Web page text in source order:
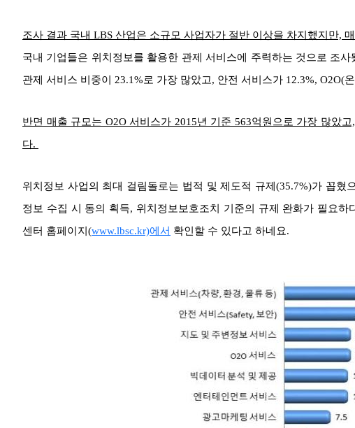
조사 결과 국내 LBS 산업은 소규모 사업자가 절반 이상을 차지했지만,
국내 기업들은 위치정보를 활용한 관제 서비스에 주력하는 것으로 조
관제 서비스 비중이 23.1%로 가장 많았고, 안전 서비스가 12.3%, O2O(
반면 매출 규모는 O2O 서비스가 2015년 기준 563억원으로 가장 많았
다.
위치정보 사업의 최대 걸림돌로는 법적 및 제도적 규제(35.7%)가 꼽혔
정보 수집 시 동의 획득, 위치정보보호조치 기준의 규제 완화가 필요하
센터 홈페이지(www.lbsc.kr)에서 확인할 수 있다고 하네요.